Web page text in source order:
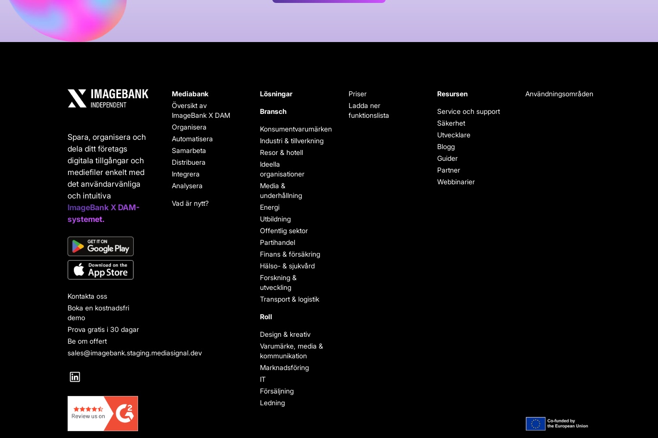
Spara, organisera och
dela ditt företags
digitala tillgångar och
mediefiler enkelt med
det användarvänliga
och intuitiva
ImageBank X DAM-
systemet.
Kontakta oss
Boka en kostnadsfri
demo
Prova gratis i 30 dagar
Be om offert
sales@imagebank.staging.mediasignal.dev
Mediabank
Översikt av
ImageBank X DAM
Organisera
Automatisera
Samarbeta
Distribuera
Integrera
Analysera
Vad är nytt?
Lösningar
Bransch
Konsumentvarumärken
Industri & tillverkning
Resor & hotell
Ideella
organisationer
Media &
underhållning
Energi
Utbildning
Offentlig sektor
Partihandel
Finans & försäkring
Hälso- & sjukvård
Forskning &
utveckling
Transport & logistik
Roll
Design & kreativ
Varumärke, media &
kommunikation
Marknadsföring
IT
Försäljning
Ledning
Priser
Ladda ner
funktionslista
Resursen
Service och support
Säkerhet
Utvecklare
Blogg
Guider
Partner
Webbinarier
Användningsområden